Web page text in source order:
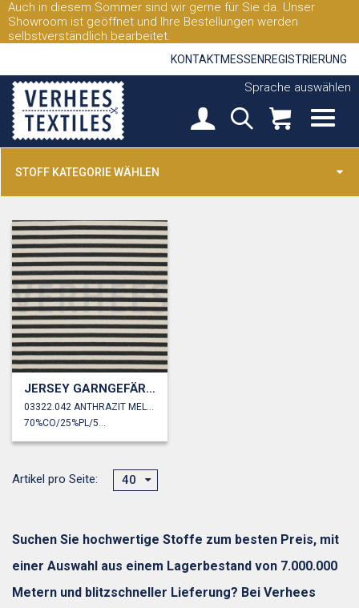
Auch in diesem Sommer sind wir gerne für Sie da. Unser
Showroom ist geöffnet und Ihre Bestellungen werden
selbstverständlich bearbeitet.
KONTAKTMESSEN REGISTRIERUNG
Sprache auswählen
STOFF KATEGORIE WÄHLEN
JERSEY GARNGEFÄRBT STREIFEN
03322.042 ANTHRAZIT MELIERT
70%CO/25%PL/5%EA
Artikel pro Seite: 40
Suchen Sie hochwertige Stoffe zum besten Preis, mit
einer Auswahl aus einem Lagerbestand von 7.000.000
Metern und blitzschneller Lieferung? Bei Verhees